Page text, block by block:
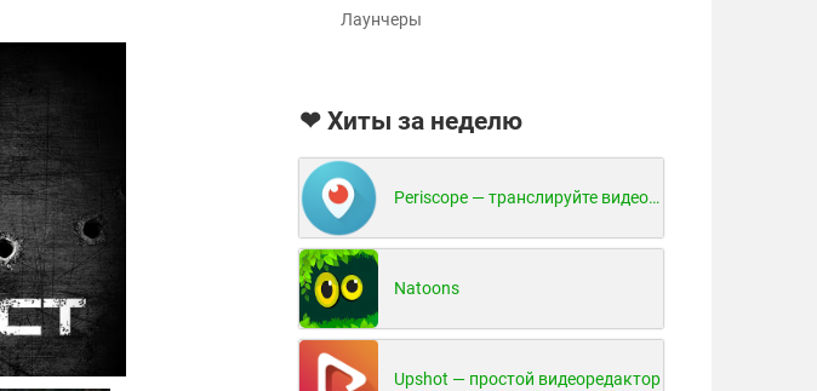
Лаунчеры
❤ Хиты за неделю
Periscope — транслируйте видео в реальном времени!
Natoons
Upshot — простой видеоредактор